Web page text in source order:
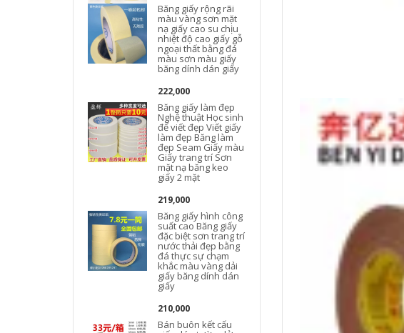
Băng giấy rộng rãi
màu vàng sơn mặt
nạ giấy cao su chịu
nhiệt độ cao giấy gỗ
ngoại thất bằng đá
màu sơn màu giấy
băng dính dán giấy
222,000
Băng giấy làm đẹp
Nghệ thuật Học sinh
để viết đẹp Viết giấy
làm đẹp Băng làm
đẹp Seam Giấy màu
Giấy trang trí Sơn
mặt nạ băng keo
giấy 2 mặt
219,000
Băng giấy hình công
suất cao Băng giấy
đặc biệt sơn trang trí
nước thải đẹp bằng
đá thực sự chạm
khắc màu vàng dải
giấy băng dính dán
giấy
210,000
Bán buôn kết cấu
May nhiệt độ cao
Trint sơn màu giấy
băng dính giấy cuộn
264,000
Nhật Bản nhập khẩu
may không có giấy
vàng còn sót lại
băng keo giấy màu
197,000
Ying Hui màu xanh
lá cây và giấy làm
đẹp giấy cuốn đầy
sơn nghệ thuật
Băng giấy đặc biệt